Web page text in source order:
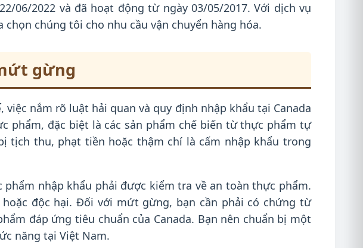
06/2022 và đã hoạt động từ ngày 03/05/2017. Với dịch vụ
chúng tôi cho nhu cầu vận chuyển hàng hóa.
gừng
, việc nắm rõ luật hải quan và quy định nhập khẩu tại Canada
phẩm, đặc biệt là các sản phẩm chế biến từ thực phẩm tự
tịch thu, phạt tiền hoặc thậm chí là cấm nhập khẩu trong
nhập khẩu phải được kiểm tra về an toàn thực phẩm.
độc hại. Đối với mứt gừng, bạn cần phải có chứng từ
đáp ứng tiêu chuẩn của Canada. Bạn nên chuẩn bị một
năng tại Việt Nam.